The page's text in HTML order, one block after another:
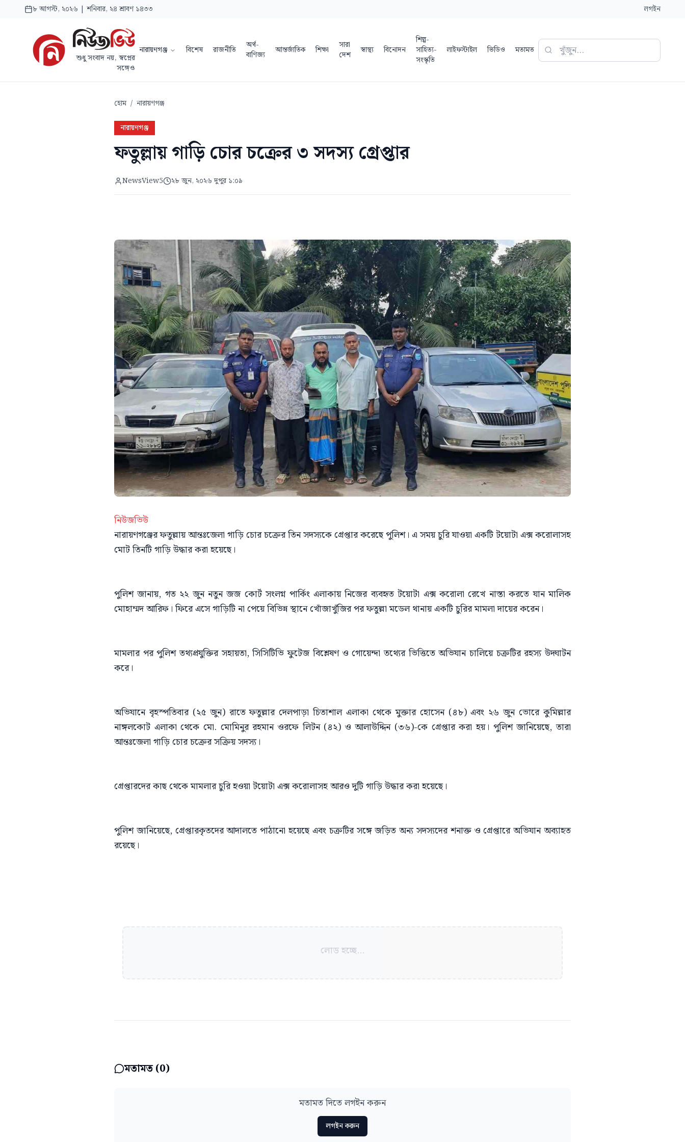
৮ আগস্ট, ২০২৬ | শনিবার, ২৪ শ্রাবণ ১৪৩৩ লগইন
শুধু সংবাদ নয়, স্বপ্নের
সঙ্গেও
নারায়ণগঞ্জ বিশেষ রাজনীতি
অর্থ-
বাণিজ্য
আন্তর্জাতিক শিক্ষা
সারা
দেশ
স্বাস্থ্য বিনোদন
শিল্প-
সাহিত্য-
সংস্কৃতি
লাইফস্টাইল ভিডিও মতামত
হোম / নারায়ণগঞ্জ
নারায়ণগঞ্জ
ফতুল্লায় গাড়ি চোর চক্রের ৩ সদস্য গ্রেপ্তার
NewsView5 ২৮ জুন, ২০২৬ দুপুর ১:০৯
নিউজভিউ
নারায়ণগঞ্জের ফতুল্লায় আন্তঃজেলা গাড়ি চোর চক্রের তিন সদস্যকে গ্রেপ্তার করেছে পুলিশ। এ সময় চুরি যাওয়া একটি টয়োটা এক্স করোলাসহ
মোট তিনটি গাড়ি উদ্ধার করা হয়েছে।
পুলিশ জানায়, গত ২২ জুন নতুন জজ কোর্ট সংলগ্ন পার্কিং এলাকায় নিজের ব্যবহৃত টয়োটা এক্স করোলা রেখে নাস্তা করতে যান মালিক
মোহাম্মদ আরিফ। ফিরে এসে গাড়িটি না পেয়ে বিভিন্ন স্থানে খোঁজাখুঁজির পর ফতুল্লা মডেল থানায় একটি চুরির মামলা দায়ের করেন।
মামলার পর পুলিশ তথ্যপ্রযুক্তির সহায়তা, সিসিটিভি ফুটেজ বিশ্লেষণ ও গোয়েন্দা তথ্যের ভিত্তিতে অভিযান চালিয়ে চক্রটির রহস্য উদ্ঘাটন
করে।
অভিযানে বৃহস্পতিবার (২৫ জুন) রাতে ফতুল্লার দেলপাড়া চিতাশাল এলাকা থেকে মুক্তার হোসেন (৪৮) এবং ২৬ জুন ভোরে কুমিল্লার
নাঙ্গলকোট এলাকা থেকে মো. মোমিনুর রহমান ওরফে লিটন (৪২) ও আলাউদ্দিন (৩৬)-কে গ্রেপ্তার করা হয়। পুলিশ জানিয়েছে, তারা
আন্তঃজেলা গাড়ি চোর চক্রের সক্রিয় সদস্য।
গ্রেপ্তারদের কাছ থেকে মামলার চুরি হওয়া টয়োটা এক্স করোলাসহ আরও দুটি গাড়ি উদ্ধার করা হয়েছে।
পুলিশ জানিয়েছে, গ্রেপ্তারকৃতদের আদালতে পাঠানো হয়েছে এবং চক্রটির সঙ্গে জড়িত অন্য সদস্যদের শনাক্ত ও গ্রেপ্তারে অভিযান অব্যাহত
রয়েছে।
লোড হচ্ছে...
মতামত (0)
মতামত দিতে লগইন করুন
লগইন করুন